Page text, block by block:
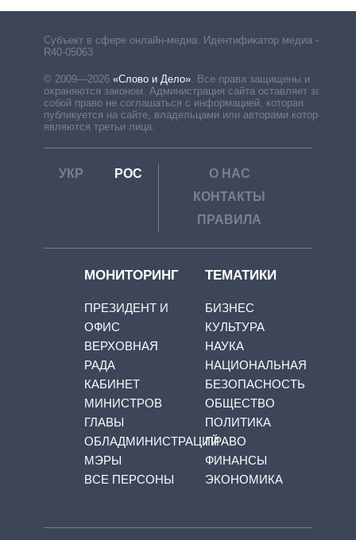
Субъект в сфере онлайн-медиа. Идентификатор медиа –
R40-05063
© 2009—2026 «Слово и Дело»
Все права защищены и
охраняются законом. Администрация сайта оставляет за
собой право не соглашаться с информацией, которая
публикуется на сайте, владельцами или авторами которой
являются третьи лица.
УКР РОС
О НАС
КОНТАКТЫ
ПРАВИЛА
МОНИТОРИНГ
ПРЕЗИДЕНТ И
ОФИС
ВЕРХОВНАЯ
РАДА
КАБИНЕТ
МИНИСТРОВ
ГЛАВЫ
ОБЛАДМИНИСТРАЦИЙ
МЭРЫ
ВСЕ ПЕРСОНЫ
ТЕМАТИКИ
БИЗНЕС
КУЛЬТУРА
НАУКА
НАЦИОНАЛЬНАЯ
БЕЗОПАСНОСТЬ
ОБЩЕСТВО
ПОЛИТИКА
ПРАВО
ФИНАНСЫ
ЭКОНОМИКА